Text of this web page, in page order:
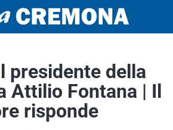
presidente della
Attilio Fontana | Il
risponde